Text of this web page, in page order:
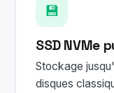
💾
SSD NVMe
Stockage
disques